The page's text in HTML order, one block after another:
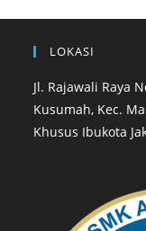
LOKASI
Jl. Rajawali Raya
Kusumah, Kec.
Khusus Ibukota